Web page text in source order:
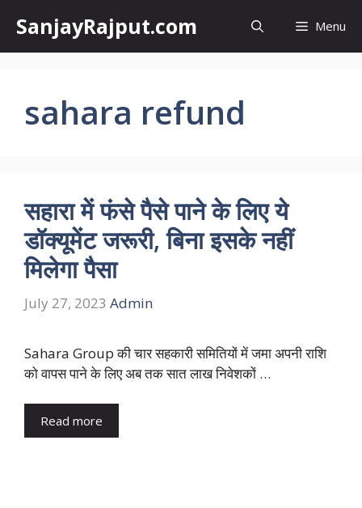
content
SanjayRajput.com Menu
sahara refund
सहारा में फंसे पैसे पाने के लिए ये
डॉक्यूमेंट जरूरी, बिना इसके नहीं
मिलेगा पैसा
July 27, 2023 Admin
Sahara Group की चार सहकारी समितियों में जमा अपनी राशि
को वापस पाने के लिए अब तक सात लाख निवेशकों …
Read more